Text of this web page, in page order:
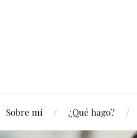
Sobre mí ¿Qué hago?